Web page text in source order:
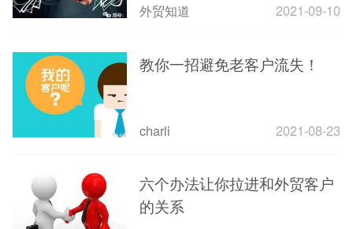
外贸知道 2021-09-10
教你一招避免老客户流失！
charli 2021-08-23
六个办法让你拉进和外贸客户
的关系